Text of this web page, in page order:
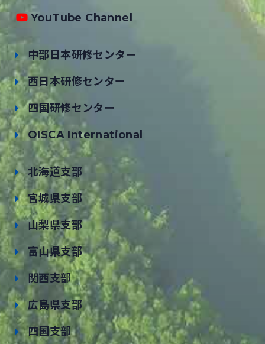
YouTube Channel
中部日本研修センター
西日本研修センター
四国研修センター
OISCA International
北海道支部
宮城県支部
山梨県支部
富山県支部
関西支部
広島県支部
四国支部